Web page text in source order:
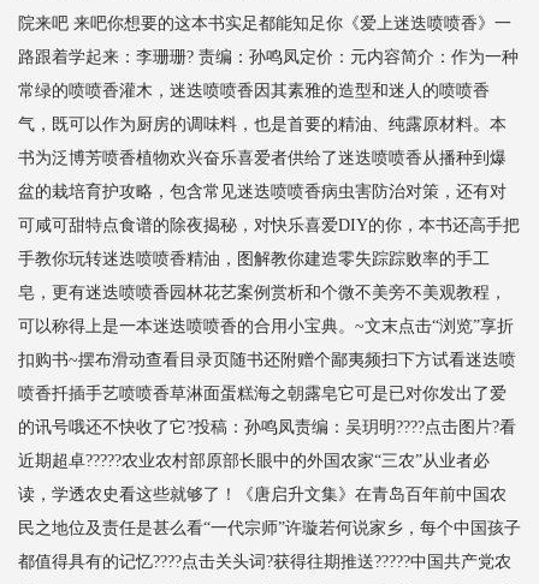
院来吧 来吧你想要的这本书实足都能知足你《爱上迷迭喷喷香》一
路跟着学起来：李珊珊? 责编：孙鸣凤定价：元内容简介：作为一种
常绿的喷喷香灌木，迷迭喷喷香因其素雅的造型和迷人的喷喷香
气，既可以作为厨房的调味料，也是首要的精油、纯露原材料。本
书为泛博芳喷香植物欢兴奋乐喜爱者供给了迷迭喷喷香从播种到爆
盆的栽培育护攻略，包含常见迷迭喷喷香病虫害防治对策，还有对
可咸可甜特点食谱的除夜揭秘，对快乐喜爱DIY的你，本书还高手把
手教你玩转迷迭喷喷香精油，图解教你建造零失踪踪败率的手工
皂，更有迷迭喷喷香园林花艺案例赏析和个微不美旁不美观教程，
可以称得上是一本迷迭喷喷香的合用小宝典。~文末点击“浏览”享折
扣购书~摆布滑动查看目录页随书还附赠个鄙夷频扫下方试看迷迭喷
喷香扦插手艺喷喷香草淋面蛋糕海之朝露皂它可是已对你发出了爱
的讯号哦还不快收了它?投稿：孙鸣凤责编：吴玥明????点击图片?看
近期超卓?????农业农村部原部长眼中的外国农家“三农”从业者必
读，学透农史看这些就够了！《唐启升文集》在青岛百年前中国农
民之地位及责任是甚么看“一代宗师”许璇若何说家乡，每个中国孩子
都值得具有的记忆????点击关头词?获得往期推送?????中国共产党农